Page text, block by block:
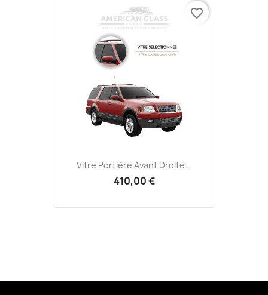
Vitre Portière Avant Droite...
410,00 €
favorite_border